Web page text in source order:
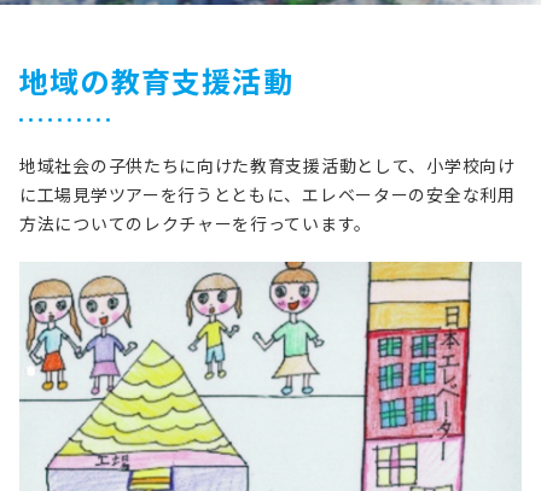
地域の教育支援活動
地域社会の子供たちに向けた教育支援活動として、小学校向け
に工場見学ツアーを行うとともに、エレベーターの安全な利用
方法についてのレクチャーを行っています。